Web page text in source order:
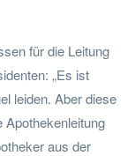
für die Leitung
„Es ist
leiden. Aber diese
Apothekenleitung
aus der